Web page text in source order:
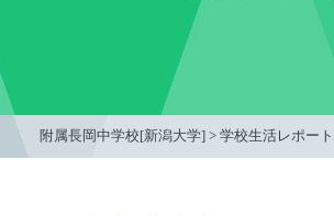
附属長岡中学校[新潟大学] > 学校生活レポート